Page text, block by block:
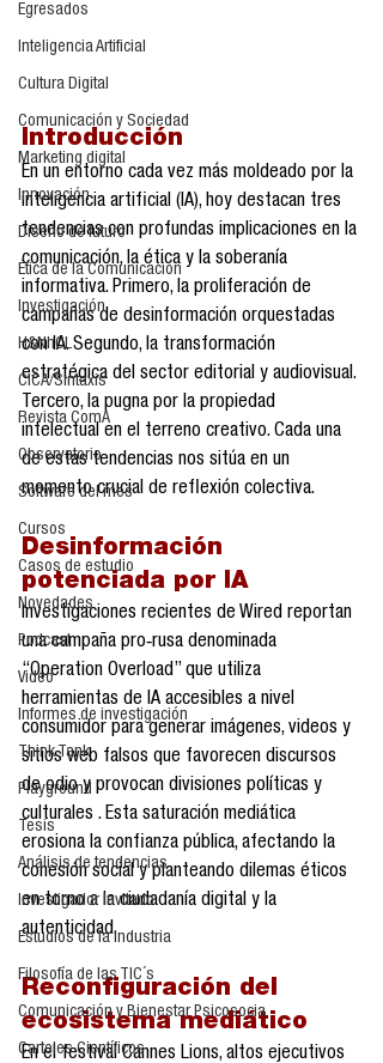
Egresados
Inteligencia Artificial
Cultura Digital
Comunicación y Sociedad
Marketing digital
Innovación
Diseño de futuro
Ética de la Comunicación
Investigación
H&NhCL
CICA/Sintaxis
Revista ComA
Observatorio
Software del mes
Cursos
Casos de estudio
Novedades
Podcast
Video
Informes de investigación
Think Tank
Playground
Tesis
Análisis de tendencias
Investigador Invitado
Estudios de la industria
Filosofía de las TIC´s
Comunicación y Bienestar Psicosocia
Carteles Científicos
Introducción
En un entorno cada vez más moldeado por la
inteligencia artificial (IA), hoy destacan tres
tendencias con profundas implicaciones en la
comunicación, la ética y la soberanía
informativa. Primero, la proliferación de
campañas de desinformación orquestadas
con IA. Segundo, la transformación
estratégica del sector editorial y audiovisual.
Tercero, la pugna por la propiedad
intelectual en el terreno creativo. Cada una
de estas tendencias nos sitúa en un
momento crucial de reflexión colectiva.
Desinformación
potenciada por IA
Investigaciones recientes de Wired reportan
una campaña pro‑rusa denominada
“Operation Overload” que utiliza
herramientas de IA accesibles a nivel
consumidor para generar imágenes, videos y
sitios web falsos que favorecen discursos
de odio y provocan divisiones políticas y
culturales . Esta saturación mediática
erosiona la confianza pública, afectando la
cohesión social y planteando dilemas éticos
en torno a la ciudadanía digital y la
autenticidad.
Reconfiguración del
ecosistema mediático
En el festival Cannes Lions, altos ejecutivos